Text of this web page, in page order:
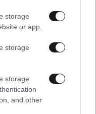
storage
or app.
storage
storage
and other
λόγω αυξημένου
λόγω ΝΟΚ